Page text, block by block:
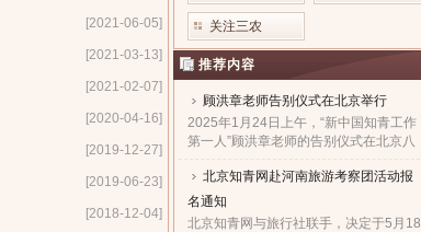
[2021-06-05]
[2021-03-13]
[2021-02-07]
[2020-04-16]
[2019-12-27]
[2019-06-23]
[2018-12-04]
关注三农
推荐内容
顾洪章老师告别仪式在北京举行
2025年1月24日上午，“新中国知青工作
第一人”顾洪章老师的告别仪式在北京八
宝山革命公墓殡仪馆隆重举行。...
北京知青网赴河南旅游考察团活动报
名通知
北京知青网与旅行社联手，决定于5月18